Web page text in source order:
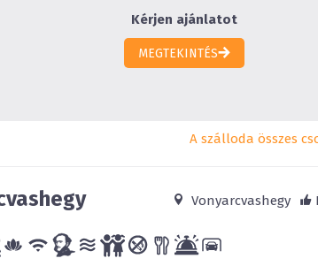
Kérjen ajánlatot
MEGTEKINTÉS
A szálloda összes
Vonyarcvashegy